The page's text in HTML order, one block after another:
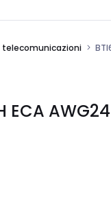
telecomunicazioni
ECA AWG24